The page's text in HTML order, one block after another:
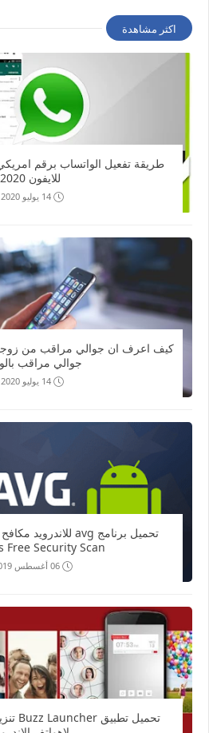
اكثر مشاهدة
طريقة تفعيل الواتساب برقم
للايفون 2020
14 يوليو 2020
كيف اعرف ان جوالي مراقب من
جوالي مراقب
14 يوليو 2020
Free Security Scan
06 أغسطس 2019